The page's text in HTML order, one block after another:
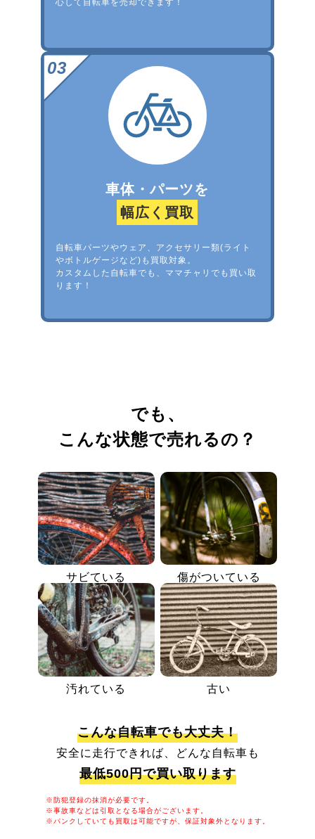
心して自転車を売却できます！
車体・パーツを
幅広く買取
自転車パーツやウェア、アクセサリー類(ライト
やボトルゲージなど)も買取対象。
カスタムした自転車でも、ママチャリでも買い取
ります！
でも、
こんな状態で売れるの？
サビている 傷がついている
汚れている 古い
こんな自転車でも大丈夫！
安全に走行できれば、どんな自転車も
最低500円で買い取ります
※防犯登録の抹消が必要です。
※事故車などは引取となる場合がございます。
※パンクしていても買取は可能ですが、保証対象外となります。